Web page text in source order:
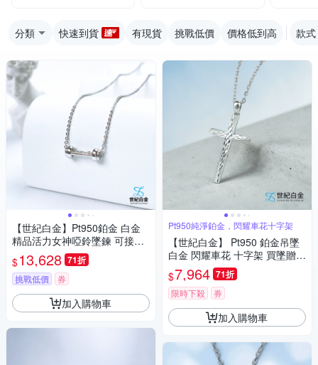
分類 快速到貨 有現貨 挑戰低價 價格低到高 款式
【世紀白金】Pt950鉑金 白金
精品活力女神啞鈴墜鍊 可接觸
海水可泡溫泉永不褪色
$13,628 71折
挑戰低價 券
加入購物車
Pt950純淨鉑金，閃耀車花十字架
【世紀白金】 Pt950 鉑金吊墜
白金 閃耀車花 十字架 買墜贈送
鋼鍊 護身符 送禮推薦
$7,964 71折
限時下殺 券
加入購物車